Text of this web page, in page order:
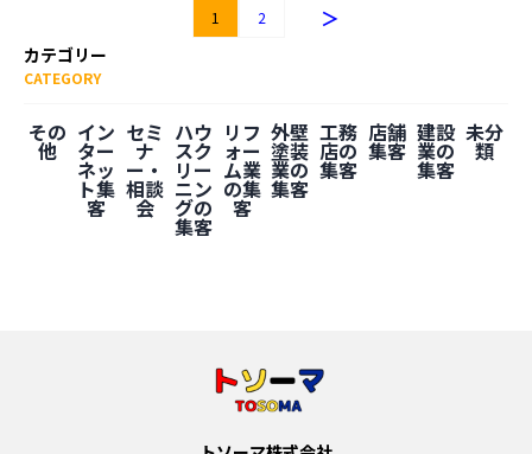
1 2 ＞
カテゴリー
CATEGORY
その
他
イン
ター
ネッ
ト集
客
セミ
ナ
ー・
相談
会
ハウ
スク
リー
ニン
グの
集客
リフ
ォー
ム業
の集
客
外壁
塗装
業の
集客
工務
店の
集客
店舗
集客
建設
業の
集客
未分
類